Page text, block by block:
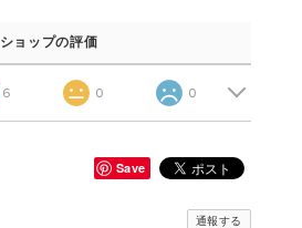
ショップの評価
6 0 0
Save
通報する